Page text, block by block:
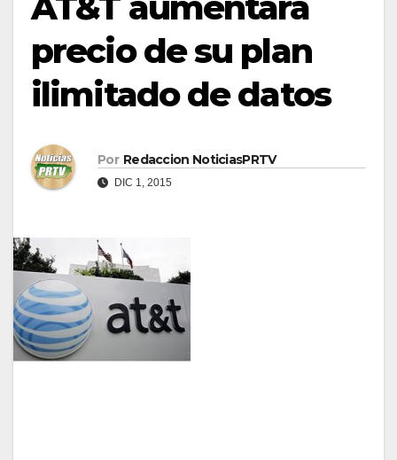
precio de su plan
ilimitado de datos
Por Redaccion NoticiasPRTV
DIC 1, 2015